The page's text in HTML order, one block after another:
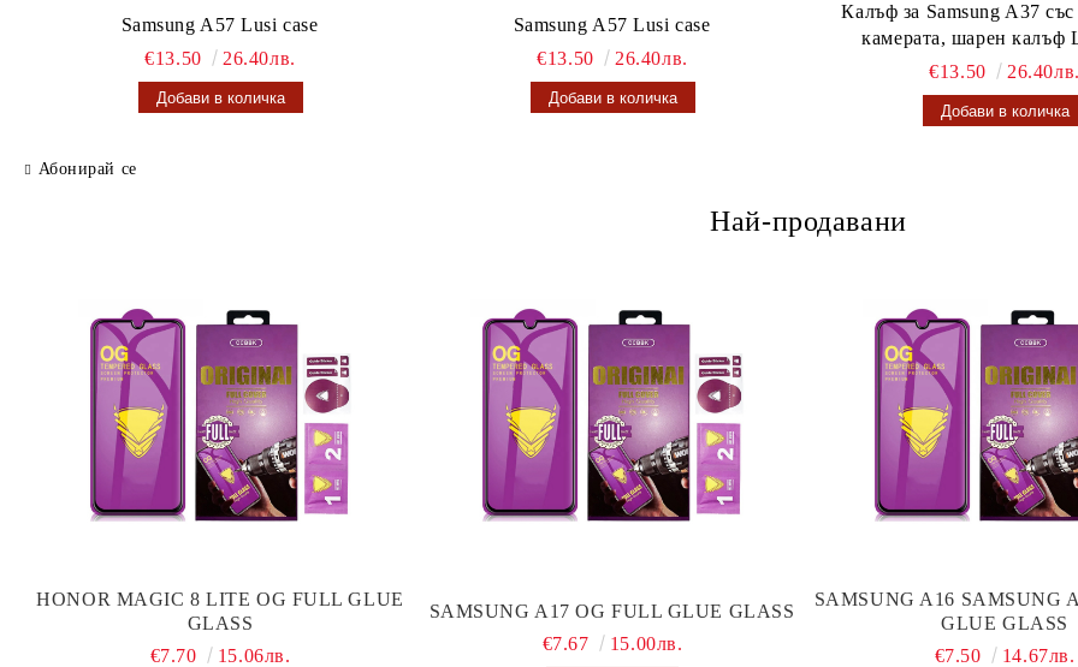
Samsung A57 Lusi case
€13.50
26.40лв.
Samsung A57 Lusi case
€13.50
26.40лв.
Калъф за Samsung A37
камерата, шарен калъф
€13.50
26.40лв.
Абонирай се
Най-продавани
HONOR MAGIC 8 LITE OG FULL GLUE
GLASS
€7.70
15.06лв.
SAMSUNG A17 OG FULL GLUE GLASS
€7.67
15.00лв.
SAMSUNG A16 SAMSUNG
GLUE GLASS
€7.50
14.67лв.